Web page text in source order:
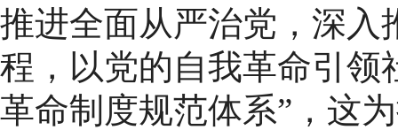
推进全面从严治党，深入
程，以党的自我革命引领
革命制度规范体系”，这